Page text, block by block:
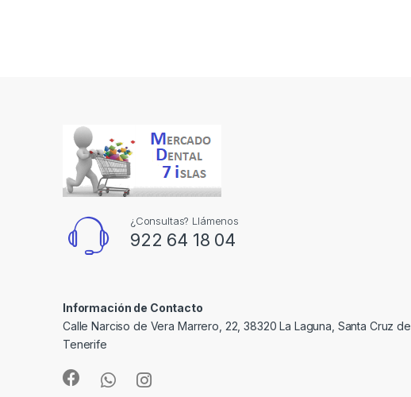
¿Consultas? Llámenos
922 64 18 04
Información de Contacto
Calle Narciso de Vera Marrero, 22, 38320 La Laguna, Santa Cruz de
Tenerife